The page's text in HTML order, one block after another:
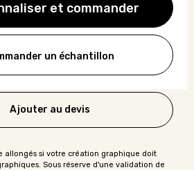
et commander
un échantillon
Ajouter au devis